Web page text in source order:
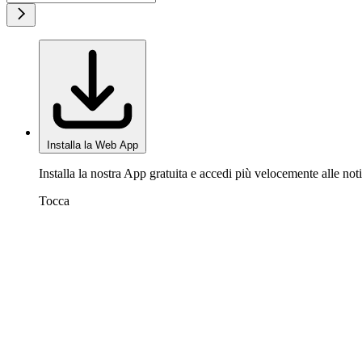
Installa la Web App
Installa la nostra App gratuita e accedi più velocemente alle
Tocca